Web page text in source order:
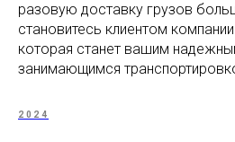
разовую доставку грузов
становитесь клиентом
которая станет вашим
занимающимся
2024